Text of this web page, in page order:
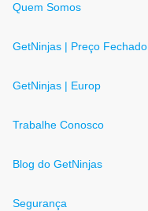
Quem Somos
GetNinjas | Preço Fechado
GetNinjas | Europ
Trabalhe Conosco
Blog do GetNinjas
Segurança